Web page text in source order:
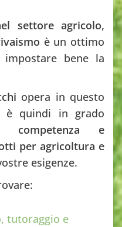
settore agricolo,
è un ottimo
bene la
opera in questo
è quindi in grado
competenza e
per agricoltura e
esigenze.
tutoraggio e